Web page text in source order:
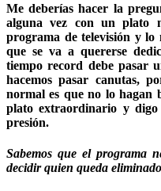
Me deberías hacer la
alguna vez con un plato
programa de televisión y lo
que se va a quererse
tiempo record debe pasar
hacemos pasar canutas,
normal es que no lo hagan
plato extraordinario y
presión.
Sabemos que el programa
decidir quien queda